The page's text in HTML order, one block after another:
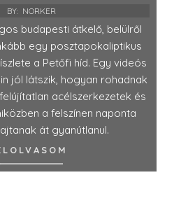
BY: NORKER
budapesti átkelő, belülről
egy posztapokaliptikus
a Petőfi híd. Egy videós
jól látszik, hogyan rohadnak
acélszerkezetek és
a felszínen naponta
át gyanútlanul.